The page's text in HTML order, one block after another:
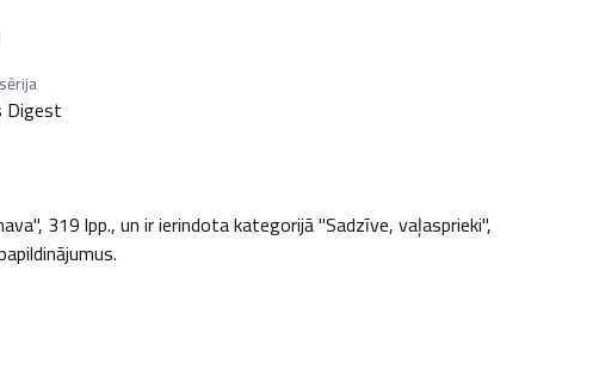
Digest
319 lpp., un ir ierindota kategorijā "Sadzīve, vaļasprieki",